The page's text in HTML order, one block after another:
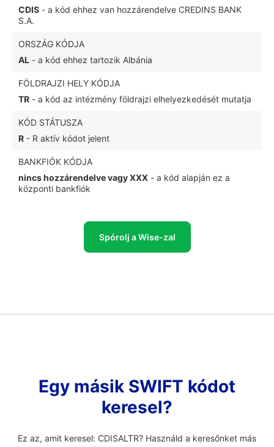
CDIS - a kód ehhez van hozzárendelve CREDINS BANK
S.A.
ORSZÁG KÓDJA
AL - a kód ehhez tartozik Albánia
FÖLDRAJZI HELY KÓDJA
TR - a kód az intézmény földrajzi elhelyezkedését mutatja
KÓD STÁTUSZA
R - R aktív kódot jelent
BANKFIÓK KÓDJA
nincs hozzárendelve vagy XXX - a kód alapján ez a
központi bankfiók
Spórolj a Wise-zal
Egy másik SWIFT kódot
keresel?
Ez az, amit keresel: CDISALTR? Használd a keresőnket más